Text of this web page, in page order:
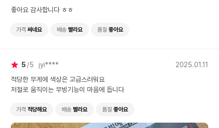
좋아요 감사합니다 ㅎㅎ
가격 싸네요 배송 빨라요 품질 좋아요
5 5 jyi****
2025.01.11
적당한 무게에 색상은 고급스러워요
저절로 움직이는 무빙기능이 마음에 듭니다
가격 적당해요 배송 빨라요 품질 좋아요